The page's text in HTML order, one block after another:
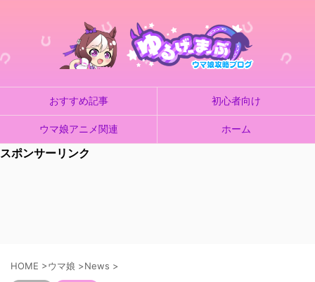
おすすめ記事 初心者向け
ウマ娘アニメ関連 ホーム
スポンサーリンク
HOME >ウマ娘 >News >